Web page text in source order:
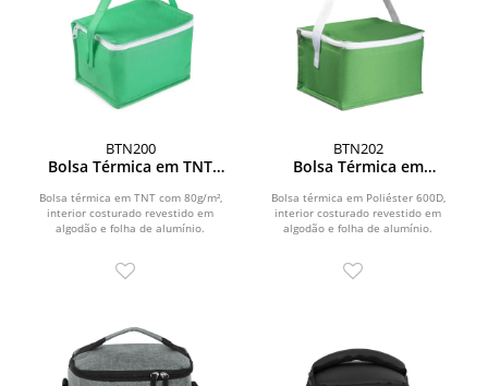
BTN200
Bolsa Térmica em TNT
Bolsa térmica em TNT com 80g/m²,
interior costurado revestido em
algodão e folha de alumínio.
BTN202
Bolsa Térmica em
(19x14x12cm)
Bolsa térmica em Poliéster 600D,
interior costurado revestido em
algodão e folha de alumínio.